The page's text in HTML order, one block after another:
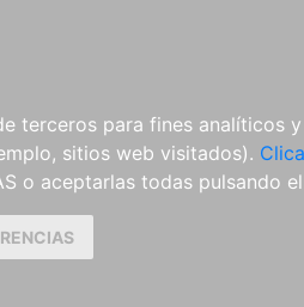
terceros para fines analíticos
sitios web visitados).
o aceptarlas todas pulsando
PARTITURAS Y EDICIONES
CRÍTICAS